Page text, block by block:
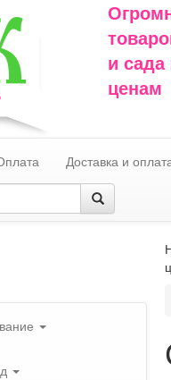
и
ценам
Доставка и